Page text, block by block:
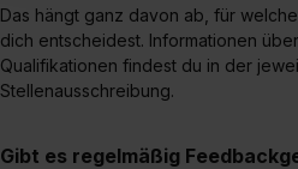
Inhalte (z.B. Videos oder
erforderliche
Dienste, ggfs. mit Sitz in den
Eine Erlaubnis hierfür kannst du
bestimmte
Das hängt ganz davon ab, für
dich entscheidest. Informationen
Qualifikationen findest du in der
Stellenausschreibung.
Gibt es regelmäßig